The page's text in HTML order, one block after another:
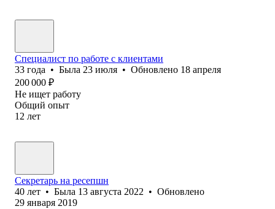
Специалист по работе с клиентами
33 года • Была 23 июля • Обновлено 18 апреля
200 000 ₽
Не ищет работу
Общий опыт
12 лет
Секретарь на ресепшн
40 лет • Была 13 августа 2022 • Обновлено
29 января 2019